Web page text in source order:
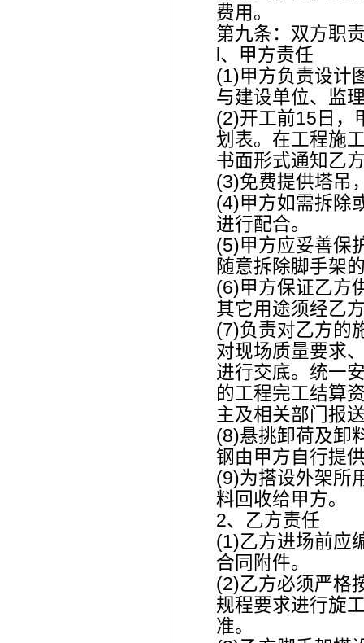
费用。
第九条：双方职
l、甲方责任
(1)甲方负责设计
与建设单位、监
(2)开工前15日，
划表。在工程施
书面形式通知乙
(3)免费提供塔吊
(4)甲方如需拆除
进行配合。
(5)甲方应妥善保
随意拆除脚手架
(6)甲方保证乙方
其它用途须经乙
(7)负责对乙方的
对现场质量要求
进行交底。统一
的工程完工结算
主及相关部门报
(8)悬挑卸荷及卸
钢由甲方自行提
(9)为搭设外架所
料回收给甲方。
2、乙方责任
(1)乙方进场前应
合同附件。
(2)乙方必须严格
规程要求进行旋
准。